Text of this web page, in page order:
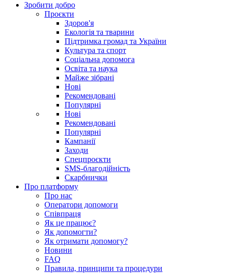
Зробити добро
Проєкти
Здоров'я
Екологія та тварини
Підтримка громад та України
Культура та спорт
Соціальна допомога
Освіта та наука
Майже зібрані
Нові
Рекомендовані
Популярні
Нові
Рекомендовані
Популярні
Кампанії
Заходи
Спецпроєкти
SMS-благодійність
Скарбнички
Про платформу
Про нас
Оператори допомоги
Співпраця
Як це працює?
Як допомогти?
Як отримати допомогу?
Новини
FAQ
Правила, принципи та процедури